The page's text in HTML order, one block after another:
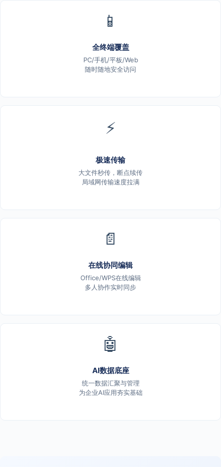
📱
全终端覆盖
PC/手机/平板/Web
随时随地安全访问
⚡
极速传输
大文件秒传，断点续传
局域网传输速度拉满
📄
在线协同编辑
Office/WPS在线编辑
多人协作实时同步
🤖
AI数据底座
统一数据汇聚与管理
为企业AI应用夯实基础